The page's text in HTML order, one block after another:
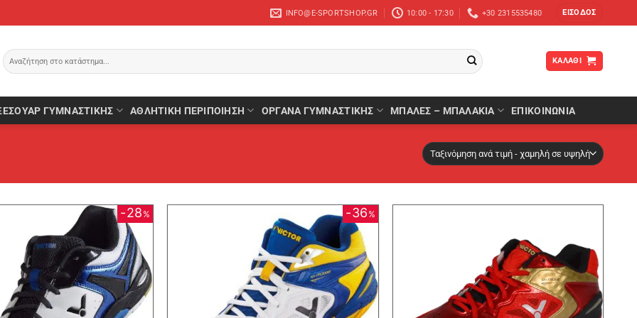
INFO@E-SPORTSHOP.GR 10:00 - 17:30 +30 2315535480 ΕΊΣΟΔΟΣ
Αναζήτηση
για:
ΚΑΛΆΘΙ
ΓΥΜΝΑΣΤΙΚΉΣ ΑΘΛΗΤΙΚΉ ΠΕΡΙΠΟΊΗΣΗ ΌΡΓΑΝΑ ΓΥΜΝΑΣΤΙΚΉΣ ΜΠΆΛΕΣ – ΜΠΑΛΆΚΙΑ ΕΠΙΚΟΙΝΩΝΙΑ
28% 36%